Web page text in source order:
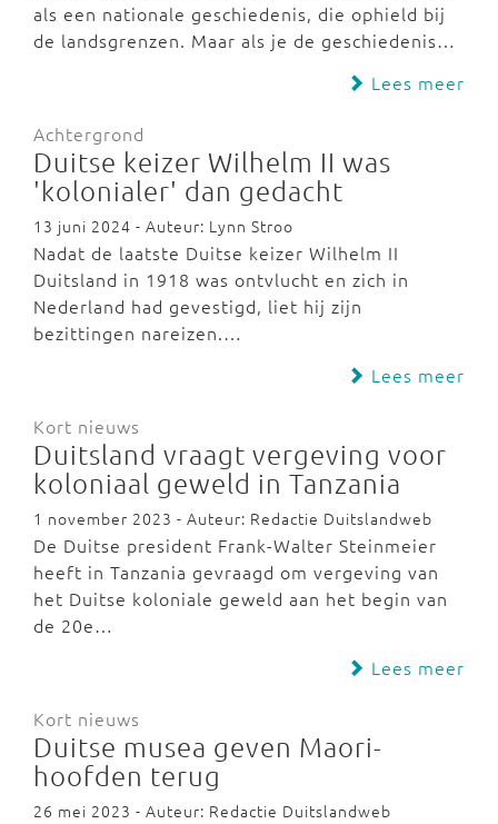
als een nationale geschiedenis, die ophield bij
de landsgrenzen. Maar als je de geschiedenis…
Lees meer
Achtergrond
Duitse keizer Wilhelm II was
'kolonialer' dan gedacht
13 juni 2024 - Auteur: Lynn Stroo
Nadat de laatste Duitse keizer Wilhelm II
Duitsland in 1918 was ontvlucht en zich in
Nederland had gevestigd, liet hij zijn
bezittingen nareizen.…
Lees meer
Kort nieuws
Duitsland vraagt vergeving voor
koloniaal geweld in Tanzania
1 november 2023 - Auteur: Redactie Duitslandweb
De Duitse president Frank-Walter Steinmeier
heeft in Tanzania gevraagd om vergeving van
het Duitse koloniale geweld aan het begin van
de 20e…
Lees meer
Kort nieuws
Duitse musea geven Maori-
hoofden terug
26 mei 2023 - Auteur: Redactie Duitslandweb